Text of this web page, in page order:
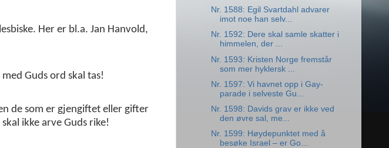
Her er bl.a. Jan Hanvold,
Guds ord skal tas!
de som er gjengiftet eller gifter
ikke arve Guds rike!
Nr. 1588: Egil Svartdahl advarer
imot noe han selv...
Nr. 1592: Dere skal samle skatter i
himmelen, der ...
Nr. 1593: Kristen Norge fremstår
som mer hyklersk ...
Nr. 1597: Vi havnet opp i Gay-
parade i selveste Gu...
Nr. 1598: Davids grav er ikke ved
den øvre sal, me...
Nr. 1599: Høydepunktet med å
besøke Israel – er Go...